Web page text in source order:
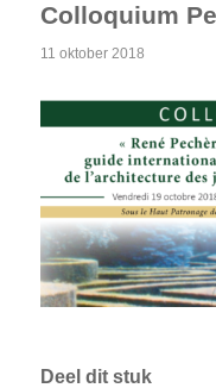
Colloquium
11 oktober 2018
Deel dit stuk